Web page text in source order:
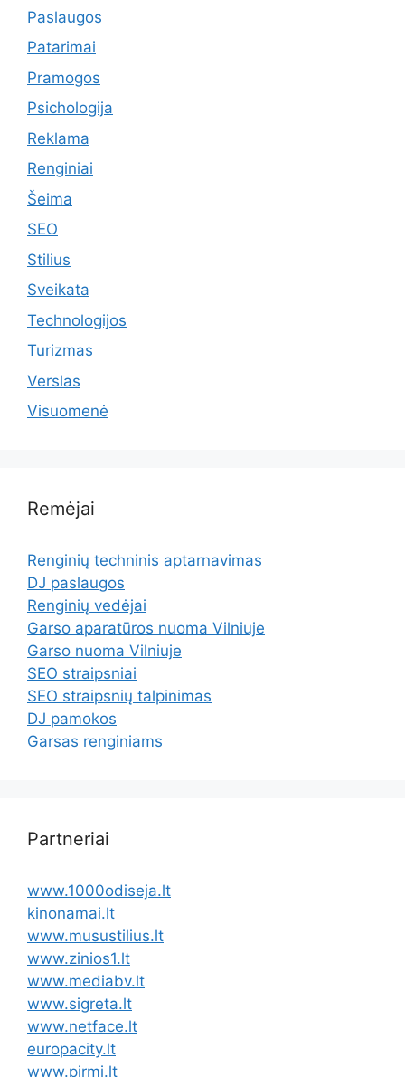
Paslaugos
Patarimai
Pramogos
Psichologija
Reklama
Renginiai
Šeima
SEO
Stilius
Sveikata
Technologijos
Turizmas
Verslas
Visuomenė
Remėjai
Renginių techninis aptarnavimas
DJ paslaugos
Renginių vedėjai
Garso aparatūros nuoma Vilniuje
Garso nuoma Vilniuje
SEO straipsniai
SEO straipsnių talpinimas
DJ pamokos
Garsas renginiams
Partneriai
www.1000odiseja.lt
kinonamai.lt
www.musustilius.lt
www.zinios1.lt
www.mediabv.lt
www.sigreta.lt
www.netface.lt
europacity.lt
www.pirmi.lt